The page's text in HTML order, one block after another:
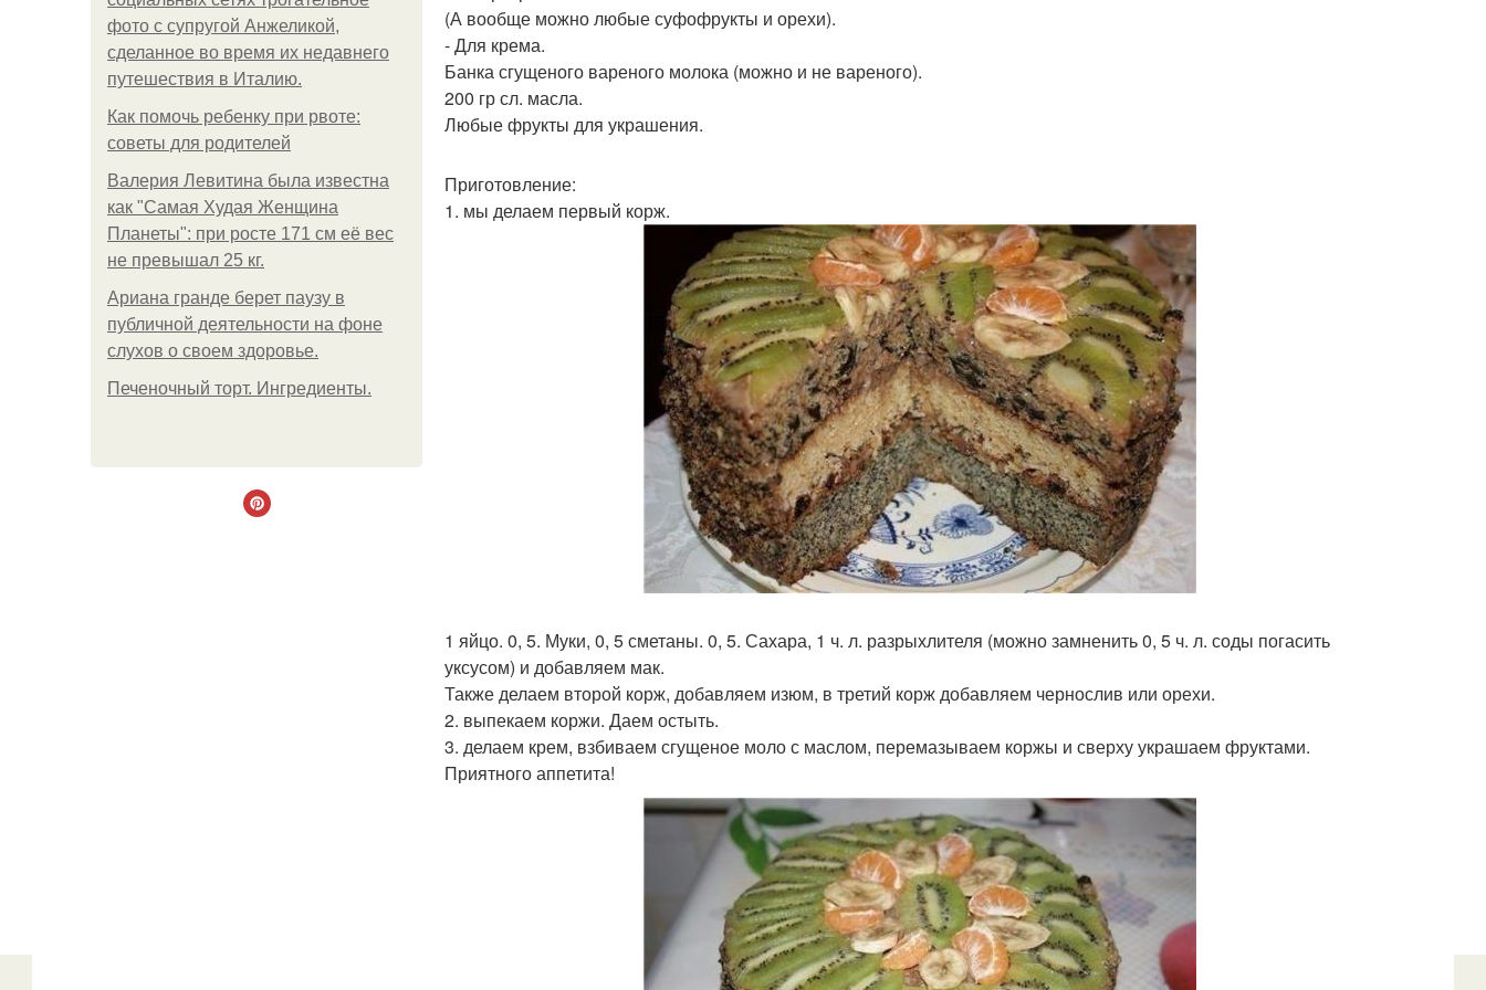
фото с супругой Анжеликой,
сделанное во время их недавнего
путешествия в Италию.
Как помочь ребенку при рвоте:
советы для родителей
Валерия Левитина была известна
как "Самая Худая Женщина
Планеты": при росте 171 см её вес
не превышал 25 кг.
Ариана гранде берет паузу в
публичной деятельности на фоне
слухов о своем здоровье.
Печеночный торт. Ингредиенты.
(А вообще можно любые суфофрукты и орехи).
- Для крема.
Банка сгущеного вареного молока (можно и не вареного).
200 гр сл. масла.
Любые фрукты для украшения.
Приготовление:
1. мы делаем первый корж.
1 яйцо. 0, 5. Муки, 0, 5 сметаны. 0, 5. Сахара, 1 ч. л. разрыхлителя (можно замненить 0, 5 ч. л. соды погасить
уксусом) и добавляем мак.
Также делаем второй корж, добавляем изюм, в третий корж добавляем чернослив или орехи.
2. выпекаем коржи. Даем остыть.
3. делаем крем, взбиваем сгущеное моло с маслом, перемазываем коржы и сверху украшаем фруктами.
Приятного аппетита!